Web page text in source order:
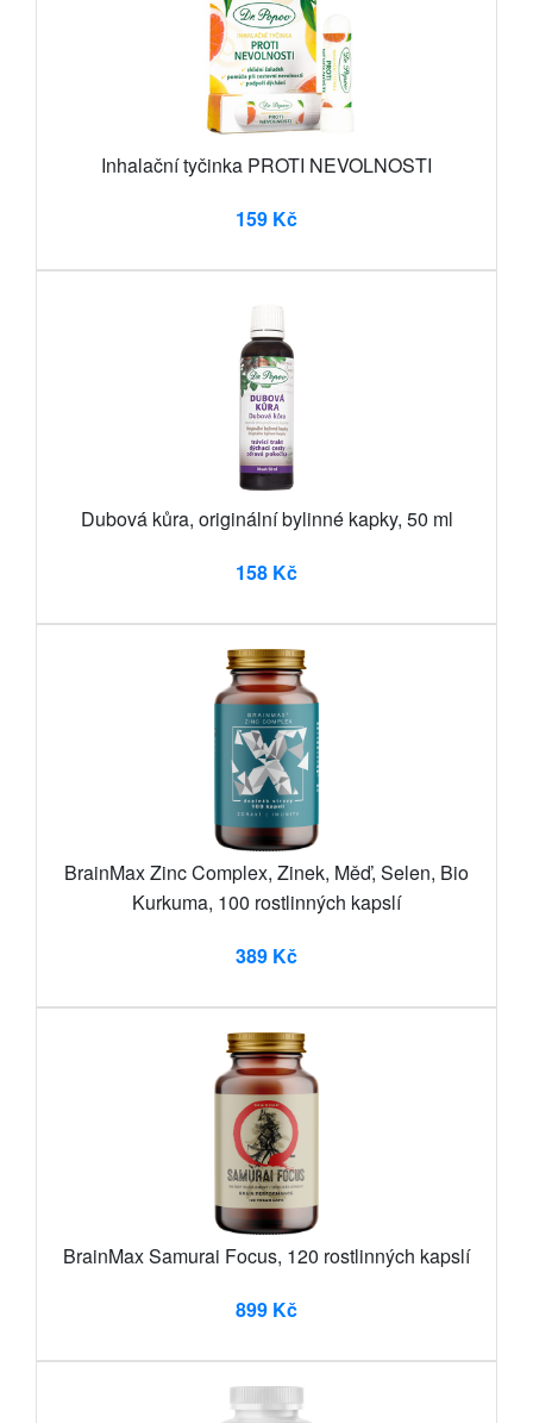
Inhalační tyčinka PROTI NEVOLNOSTI
159 Kč
Dubová kůra, originální bylinné kapky, 50 ml
158 Kč
BrainMax Zinc Complex, Zinek, Měď, Selen, Bio
Kurkuma, 100 rostlinných kapslí
389 Kč
BrainMax Samurai Focus, 120 rostlinných kapslí
899 Kč